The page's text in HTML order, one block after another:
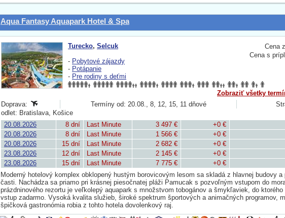
Aqua Fantasy Aquapark Hotel & Spa
Cena
Cena s
Turecko, Selcuk
- Pobytové zájazdy
- Potápanie
- Pre rodiny s deťmi
Zobraziť všetky
Doprava:
Termíny od: 20.08., 8, 12, 15, 11 dňové
odlet: Bratislava, Košice
20.08.2026
8 dní Last Minute 3 497 € +0 €
20.08.2026
8 dní Last Minute 1 566 € +0 €
20.08.2026
15 dní Last Minute 2 682 € +0 €
23.08.2026
12 dní Last Minute 2 145 € +0 €
23.08.2026
15 dní Last Minute 7 775 € +0 €
Moderný hotelový komplex obklopený hustým borovicovým lesom sa skladá z hlavnej budovy a
časti. Nachádza sa priamo pri krásnej piesočnatej pláži Pamucak s pozvoľným vstupom do
prázdninového rezortu je veľkolepý aquapark s množstvom tobogánov a šmykľaviek, do
vstup zadarmo. Vysoká kvalita služieb, široké spektrum športových a animačných programov,
špičková gastronómia robia z tohto hotela dovolenkový raj.